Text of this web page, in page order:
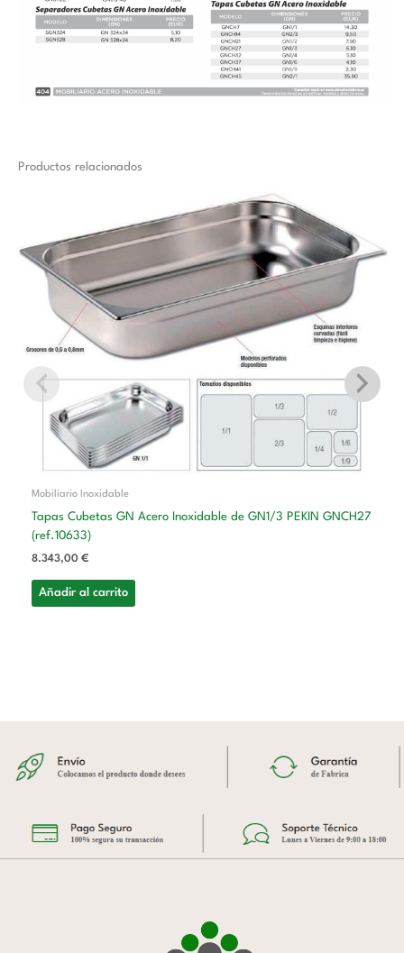
Productos relacionados
Mobiliario Inoxidable
Tapas Cubetas GN Acero Inoxidable de GN1/3 PEKIN GNCH27
(ref.10633)
8.343,00 €
Añadir al carrito